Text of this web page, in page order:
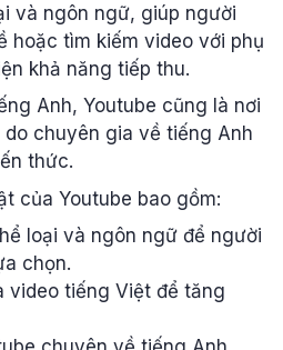
và ngôn ngữ, giúp người
hoặc tìm kiếm video với phụ
khả năng tiếp thu.
Anh, Youtube cũng là nơi
chuyên gia về tiếng Anh
thức.
của Youtube bao gồm:
loại và ngôn ngữ để người
chọn.
video tiếng Việt để tăng